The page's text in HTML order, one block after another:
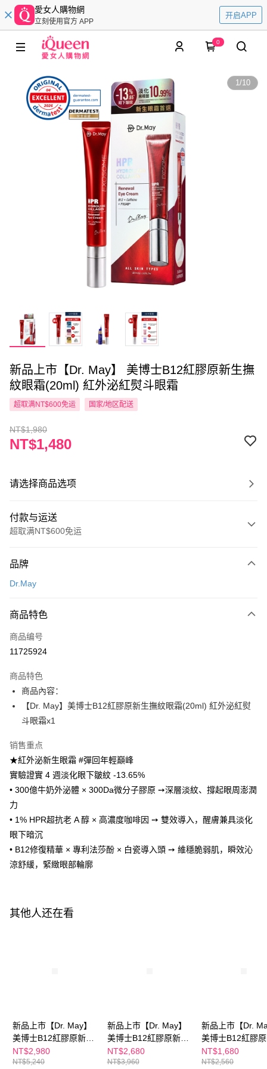
愛女人購物網
立刻使用官方 APP
开启APP
0
1/10
新品上市【Dr. May】 美博士B12紅膠原新生撫
紋眼霜(20ml) 紅外泌紅熨斗眼霜
超取满NT$600免运 国家/地区配送
NT$1,980
NT$1,480
请选择商品选项
付款与运送
超取满NT$600免运
信用卡一次付款
LINE Pay
Apple Pay
悠遊付
Google Pay
Plus PAY
AFTEE先享后付
相关说明
一、關於 AFTEE先享後付
1. 於付款方式選擇AFTEE先享後付，將跳出AFTEE先享後付手機驗證視
2. 進行簡訊驗證之後，即可完成結帳手續。
3. 訂單確認後不需事先繳費，商品會配送至您的指定地址。
4. 下訂完成後，您的手機會收到一封繳費通知簡訊，APP會員則會收到
AFTEE APP推播通知。
5. 收到商品當下無需繳費，確認無誤後，請再利用繳費通知簡訊或AFTEE
APP於四大便利商店‧ATM/網銀等方式進行付款。
繳費期限，為商家向您請款的時間，再加上使用AFTEE可延長的天數所計算
三、聲明條款
「AFTEE先享後付」(下稱本服務)乃由恩沛科技股份有限公司(下稱 AFTEE )
所提供，並由 AFTEE 向您收取款項。因使用本服務所須提供之個人資料(包
含但不限於訂購人姓名、電話，收件人姓名、電話、收件地址)，將交付予
ATM付款
全家付款取貨
每笔NT$100，满NT$600(含以上)免运费
付款後全家取貨
萊爾富取貨付款
付款後7-11取貨
每笔NT$100，满NT$600(含以上)免运费
宅配
品牌
Dr.May
商品特色
商品编号
11725924
商品特色
商品內容：
【Dr. May】美博士B12紅膠原新生撫紋眼霜(20ml) 紅外泌紅熨
斗眼霜x1
销售重点
★紅外泌新生眼霜 #彈回年輕巔峰
實驗證實 4 週淡化眼下皺紋 -13.65%
• 300億牛奶外泌體 × 300Da微分子膠原 ➙深層淡紋、撐起眼周澎潤
力
• 1% HPR超抗老 A 醇 × 高濃度咖啡因 ➙ 雙效導入，醒膚兼具淡化
眼下暗沉
• B12修復精華 × 專利法莎酚 × 白瓷導入頭 ➙ 維穩脆弱肌，瞬效沁
涼舒緩，緊緻眼部輪廓
其他人还在看
新品上市【Dr. May】
美博士B12紅膠原新生
撫紋眼霜(20ml)x2+贈
Frsab法莎酚潤唇精華
NT$2,980
NT$5,240
新品上市【Dr. May】
美博士B12紅膠原新生
撫紋眼霜(20ml) 紅外
泌紅熨斗眼霜+紅膠原
NT$2,680
NT$3,960
新品上市【Dr.
美博士B12紅膠
撫紋眼霜(20ml)+
業金牌面膜(4片/
NT$1,680
NT$2,560